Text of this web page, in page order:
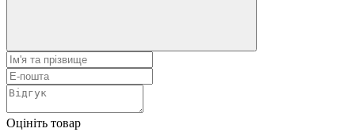
Оцініть товар